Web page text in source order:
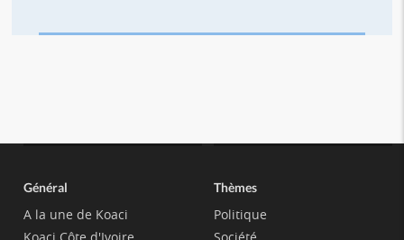
Général
A la une de Koaci
Thèmes
Politique